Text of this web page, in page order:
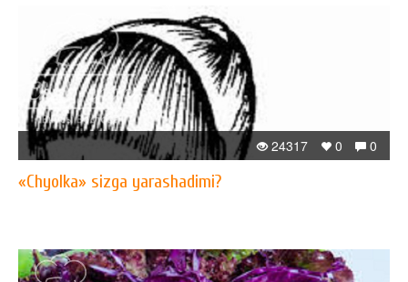
0
0
24317
«Chyolka» sizga yarashadimi?